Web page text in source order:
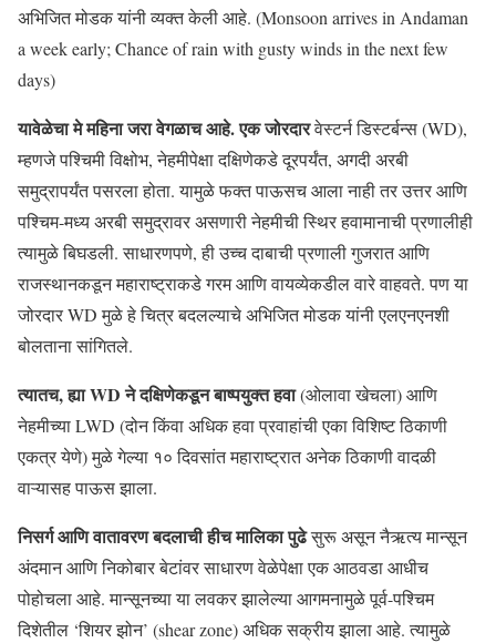
अभिजित मोडक यांनी व्यक्त केली आहे. (Monsoon arrives in Andaman
a week early; Chance of rain with gusty winds in the next few
days)
यावेळेचा मे महिना जरा वेगळाच आहे. एक जोरदारवेस्टर्न डिस्टर्बन्स (WD),
म्हणजे पश्चिमी विक्षोभ, नेहमीपेक्षा दक्षिणेकडे दूरपर्यंत, अगदी अरबी
समुद्रापर्यंत पसरला होता. यामुळे फक्त पाऊसच आला नाही तर उत्तर आणि
पश्चिम-मध्य अरबी समुद्रावर असणारी नेहमीची स्थिर हवामानाची प्रणालीही
त्यामुळे बिघडली. साधारणपणे, ही उच्च दाबाची प्रणाली गुजरात आणि
राजस्थानकडून महाराष्ट्राकडे गरम आणि वायव्येकडील वारे वाहवते. पण या
जोरदार WD मुळे हे चित्र बदलल्याचे अभिजित मोडक यांनी एलएनएनशी
बोलताना सांगितले.
त्यातच, ह्या WD ने दक्षिणेकडून बाष्पयुक्त हवा(ओलावा खेचला) आणि
नेहमीच्या LWD (दोन किंवा अधिक हवा प्रवाहांची एका विशिष्ट ठिकाणी
एकत्र येणे) मुळे गेल्या १० दिवसांत महाराष्ट्रात अनेक ठिकाणी वादळी
वाऱ्यासह पाऊस झाला.
निसर्ग आणि वातावरण बदलाची हीच मालिका पुढेसुरू असून नैऋत्य मान्सून
अंदमान आणि निकोबार बेटांवर साधारण वेळेपेक्षा एक आठवडा आधीच
पोहोचला आहे. मान्सूनच्या या लवकर झालेल्या आगमनामुळे पूर्व-पश्चिम
दिशेतील ‘शियर झोन’ (shear zone) अधिक सक्रीय झाला आहे. त्यामुळे